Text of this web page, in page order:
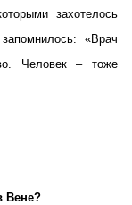
захотелось
«Врач
Человек – тоже
Вене?